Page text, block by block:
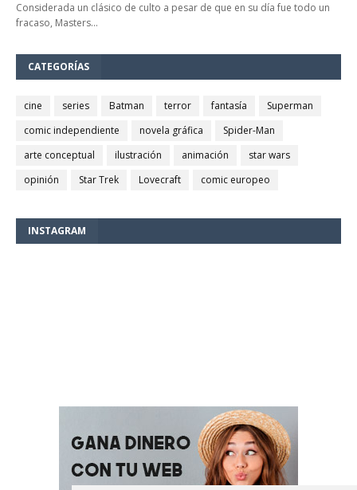
Considerada un clásico de culto a pesar de que en su día fue todo un
fracaso, Masters…
CATEGORÍAS
cine series Batman terror fantasía
Superman
comic independiente
novela gráfica
Spider-Man
arte conceptual
ilustración animación
star wars
opinión
Star Trek Lovecraft comic europeo
INSTAGRAM